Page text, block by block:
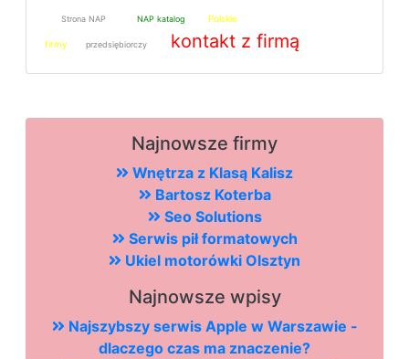
Strona NAP NAP katalog Polskie
firmy przedsiębiorczy kontakt z firmą
Najnowsze firmy
Wnętrza z Klasą Kalisz
Bartosz Koterba
Seo Solutions
Serwis pił formatowych
Ukiel motorówki Olsztyn
Najnowsze wpisy
Najszybszy serwis Apple w Warszawie -
dlaczego czas ma znaczenie?